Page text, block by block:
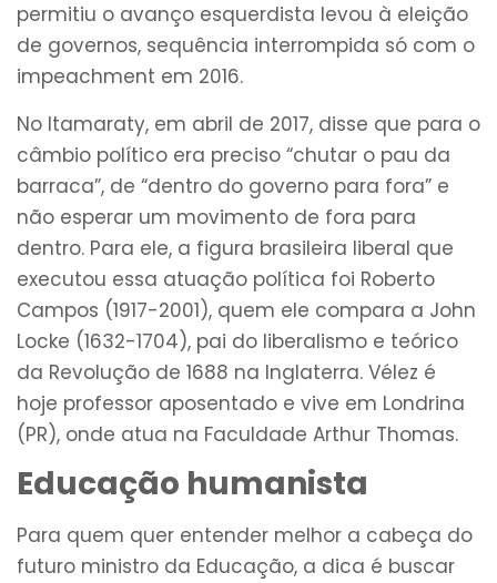
permitiu o avanço esquerdista levou à eleição
de governos, sequência interrompida só com o
impeachment em 2016.
No Itamaraty, em abril de 2017, disse que para o
câmbio político era preciso “chutar o pau da
barraca”, de “dentro do governo para fora” e
não esperar um movimento de fora para
dentro. Para ele, a figura brasileira liberal que
executou essa atuação política foi Roberto
Campos (1917-2001), quem ele compara a John
Locke (1632-1704), pai do liberalismo e teórico
da Revolução de 1688 na Inglaterra. Vélez é
hoje professor aposentado e vive em Londrina
(PR), onde atua na Faculdade Arthur Thomas.
Educação humanista
Para quem quer entender melhor a cabeça do
futuro ministro da Educação, a dica é buscar